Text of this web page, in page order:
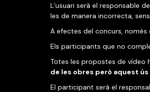
L’usuari serà el responsable
les de manera incorrecta,
A efectes del concurs,
Els participants que no
Totes les propostes de vídeo
de les obres però aquest
El participant serà el